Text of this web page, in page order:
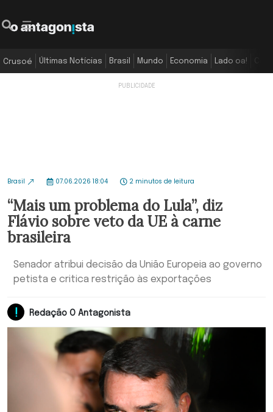
Crusoé Últimas Notícias Brasil Mundo Economia Lado oa!
Brasil 07.06.2026 18:04 2 minutos de leitura
“Mais um problema do Lula”, diz
Flávio sobre veto da UE à carne
brasileira
Senador atribui decisão da União Europeia ao governo
petista e critica restrição às exportações
Redação O Antagonista